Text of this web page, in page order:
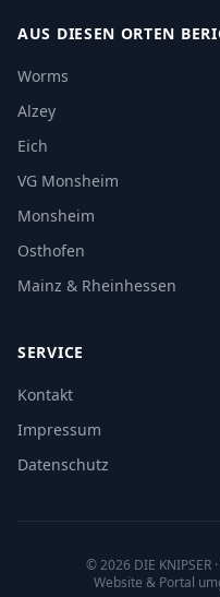
AUS DIESEN ORTEN
Worms
Alzey
Eich
VG Monsheim
Monsheim
Osthofen
Mainz & Rheinhessen
SERVICE
Kontakt
Impressum
Datenschutz
©2026 DIE KNIPSER
Website & Portal